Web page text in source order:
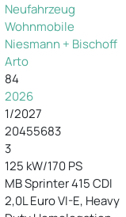
Neufahrzeug
Wohnmobile
Niesmann + Bischoff
Arto
84
2026
1/2027
20455683
3
125 kW/170 PS
MB Sprinter 415 CDI
2,0L Euro VI-E, Heavy